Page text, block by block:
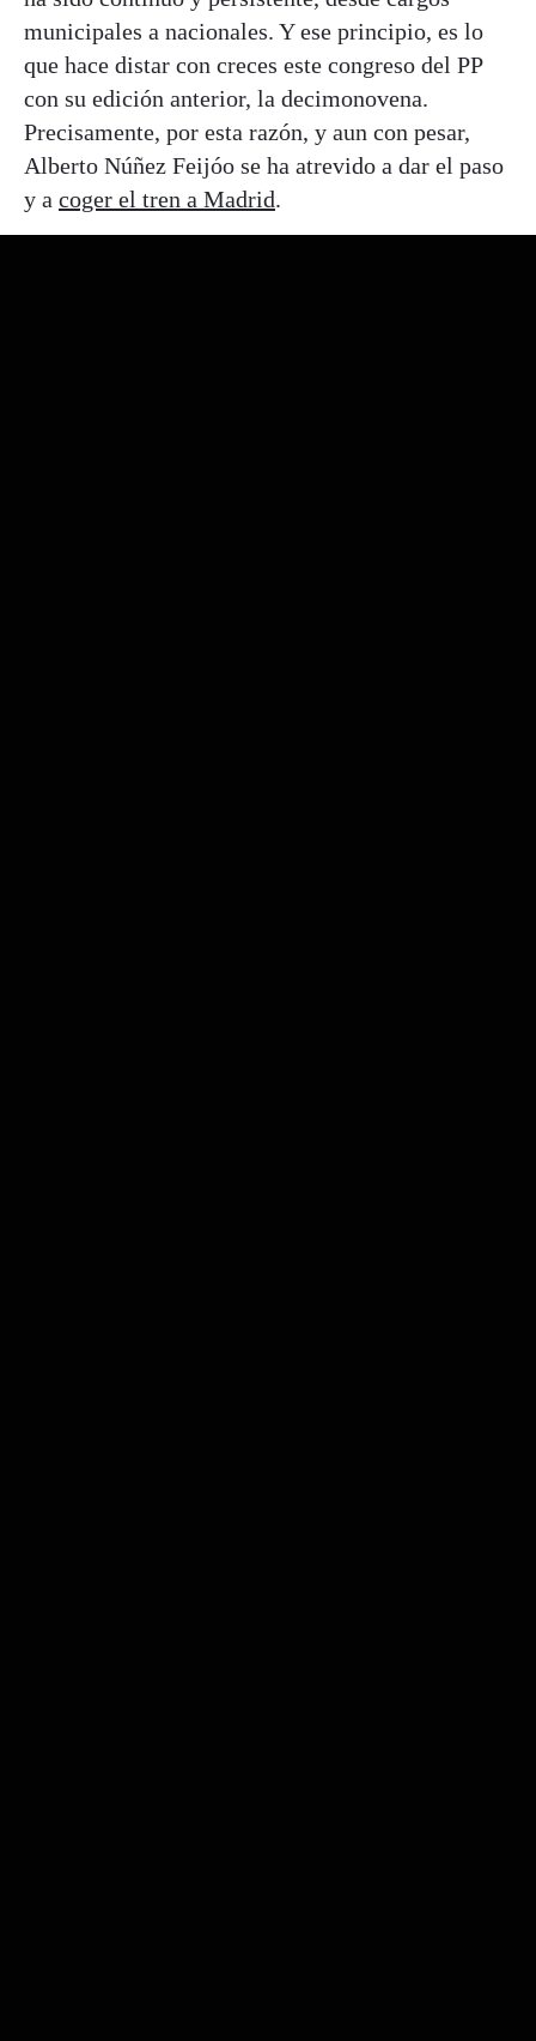
municipales a nacionales. Y ese principio, es lo
que hace distar con creces este congreso del PP
con su edición anterior, la decimonovena.
Precisamente, por esta razón, y aun con pesar,
Alberto Núñez Feijóo se ha atrevido a dar el paso
y a coger el tren a Madrid.